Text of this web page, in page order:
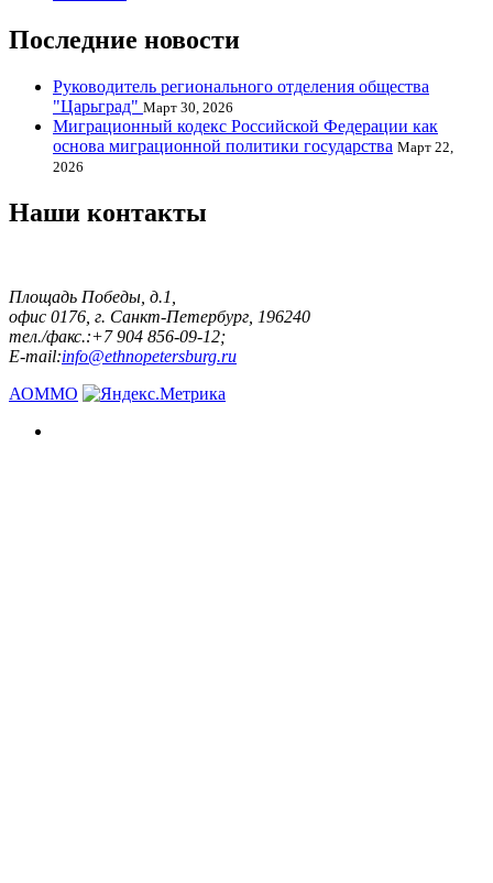
Последние новости
Руководитель регионального отделения общества
"Царьград" Март 30, 2026
Миграционный кодекс Российской Федерации как
основа миграционной политики государства Март 22,
2026
Наши контакты
Площадь Победы, д.1,
офис 0176, г. Санкт-Петербург, 196240
тел./факс.:+7 904 856-09-12;
E-mail:info@ethnopetersburg.ru
АОММО